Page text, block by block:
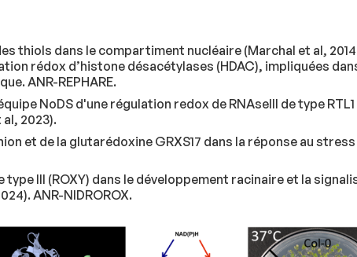
thiols dans le compartiment nucléaire (Marchal et al,
rédox d’histone désacétylases (HDAC), impliquées
ANR-REPHARE.
NoDS d'une régulation redox de RNAseIII de type
2023).
et de la glutarédoxine GRXS17 dans la réponse au
III (ROXY) dans le développement racinaire et la
ANR-NIDROROX.